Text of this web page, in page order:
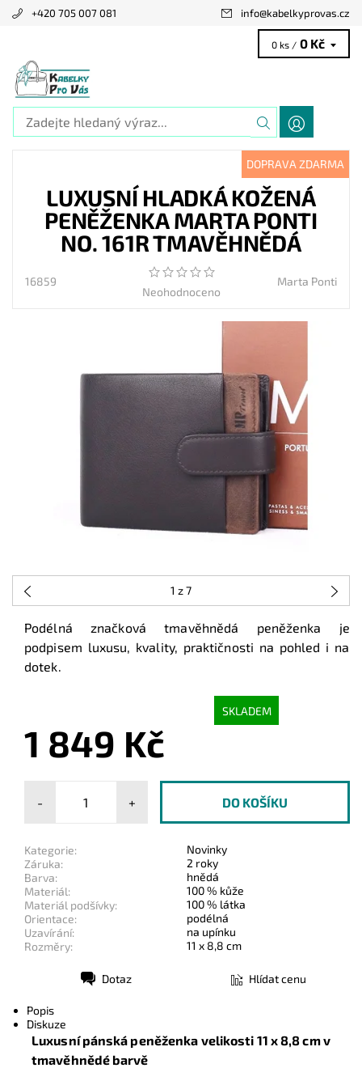
+420 705 007 081 info@kabelkyprovas.cz
0 ks / 0 Kč
DOPRAVA ZDARMA
LUXUSNÍ HLADKÁ KOŽENÁ
PENĚŽENKA MARTA PONTI
NO. 161R TMAVĚHNĚDÁ
16859
Neohodnoceno
Marta Ponti
1 z 7
Podélná značková tmavěhnědá peněženka je
podpisem luxusu, kvality, praktičnosti na pohled i na
dotek.
SKLADEM
1 849 Kč
- +
Kategorie:
Novinky
Záruka:
2 roky
Barva:
hnědá
Materiál:
100 % kůže
Materiál podšívky:
100 % látka
Orientace:
podélná
Uzavírání:
na upínku
Rozměry:
11 x 8,8 cm
Dotaz Hlídat cenu
Popis
Diskuze
Luxusní pánská peněženka velikosti 11 x 8,8 cmv
tmavěhnědé barvě